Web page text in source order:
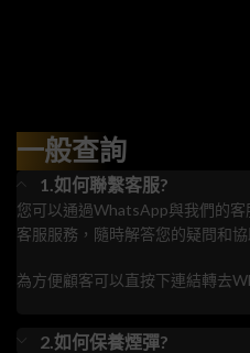
一般查詢
1.如何聯繫客服?
您可以通過WhatsApp與我們的
客服服務，隨時解答您的疑問和
為方便顧客可以直按下連結轉去
2.如何保養煙彈?